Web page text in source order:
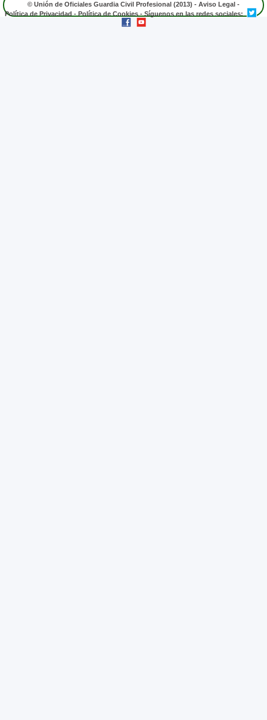
© Unión de Oficiales Guardia Civil Profesional (2013) - Aviso Legal -
Política de Privacidad - Política de Cookies - Síguenos en las redes sociales: